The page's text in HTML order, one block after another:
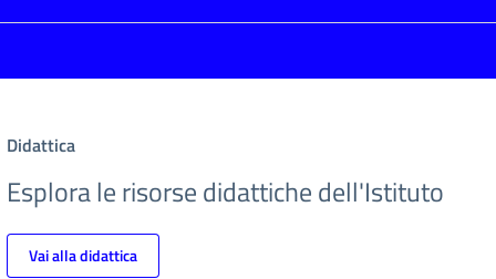
Didattica
Esplora le risorse didattiche dell'Istituto
Vai alla didattica